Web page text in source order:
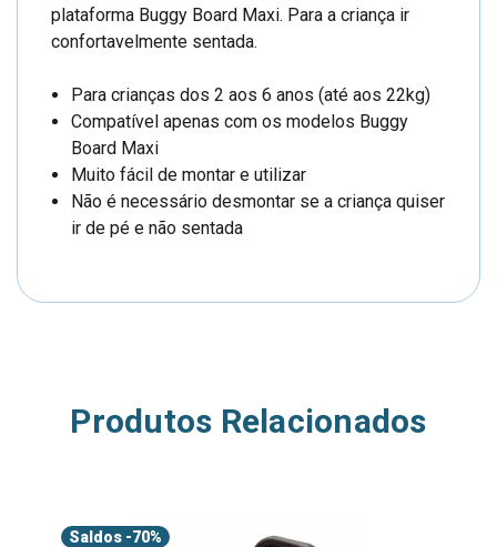
plataforma Buggy Board Maxi. Para a criança ir
confortavelmente sentada.
Para crianças dos 2 aos 6 anos (até aos 22kg)
Compatível apenas com os modelos Buggy
Board Maxi
Muito fácil de montar e utilizar
Não é necessário desmontar se a criança quiser
ir de pé e não sentada
Produtos Relacionados
Saldos -70%